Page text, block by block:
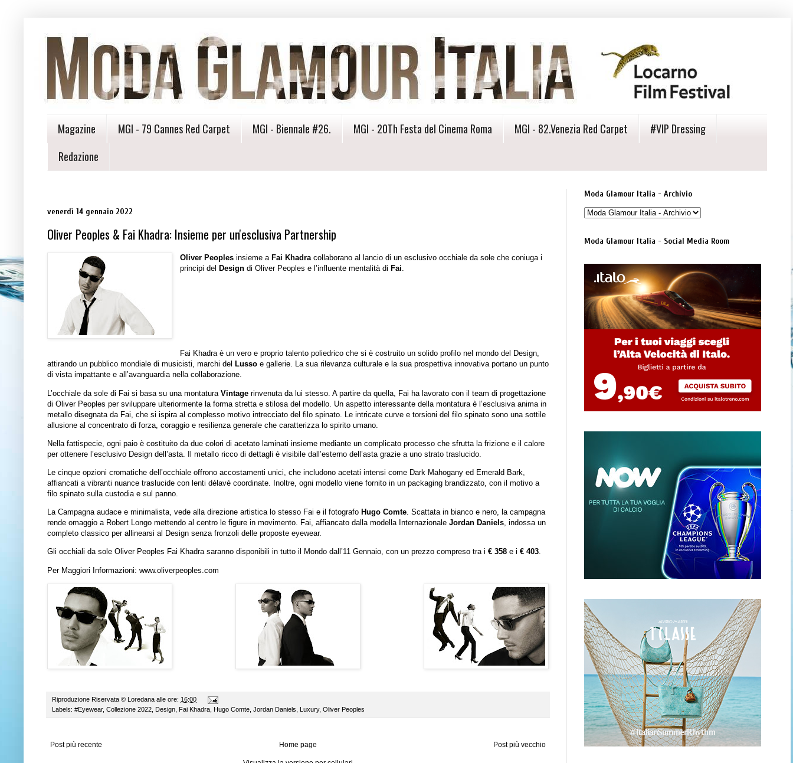
Magazine MGI - 79 Cannes Red Carpet MGI - Biennale #26. MGI - 20Th Festa del Cinema Roma MGI - 82.Venezia Red Carpet
#VIP Dressing
Redazione
venerdì 14 gennaio 2022
Oliver Peoples & Fai Khadra: Insieme per un'esclusiva Partnership
Oliver Peoples insieme a Fai Khadracollaborano al lancio di un esclusivo occhiale da sole che coniuga i
principi del Design di Oliver Peoples e l’influente mentalità di Fai.
Fai Khadra è un vero e proprio talento poliedrico che si è costruito un solido profilo nel mondo del Design,
attirando un pubblico mondiale di musicisti, marchi del Lusso e gallerie. La sua rilevanza culturale e la sua prospettiva innovativa portano un punto
di vista impattante e all’avanguardia nella collaborazione.
L’occhiale da sole di Fai si basa su una montatura Vintage rinvenuta da lui stesso. A partire da quella, Fai ha lavorato con il team di progettazione
di Oliver Peoples per sviluppare ulteriormente la forma stretta e stilosa del modello. Un aspetto interessante della montatura è l’esclusiva anima in
metallo disegnata da Fai, che si ispira al complesso motivo intrecciato del filo spinato. Le intricate curve e torsioni del filo spinato sono una sottile
allusione al concentrato di forza, coraggio e resilienza generale che caratterizza lo spirito umano.
Nella fattispecie, ogni paio è costituito da due colori di acetato laminati insieme mediante un complicato processo che sfrutta la frizione e il calore
per ottenere l’esclusivo Design dell’asta. Il metallo ricco di dettagli è visibile dall’esterno dell’asta grazie a uno strato traslucido.
Le cinque opzioni cromatiche dell’occhiale offrono accostamenti unici, che includono acetati intensi come Dark Mahogany ed Emerald Bark,
affiancati a vibranti nuance traslucide con lenti délavé coordinate. Inoltre, ogni modello viene fornito in un packaging brandizzato, con il motivo a
filo spinato sulla custodia e sul panno.
La Campagna audace e minimalista, vede alla direzione artistica lo stesso Fai e il fotografo Hugo Comte. Scattata in bianco e nero, la campagna
rende omaggio a Robert Longo mettendo al centro le figure in movimento. Fai, affiancato dalla modella Internazionale Jordan Daniels, indossa un
completo classico per allinearsi al Design senza fronzoli delle proposte eyewear.
Gli occhiali da sole Oliver Peoples Fai Khadra saranno disponibili in tutto il Mondo dall’11 Gennaio, con un prezzo compreso tra i € 358 e i € 403.
Per Maggiori Informazioni: www.oliverpeoples.com
Riproduzione Riservata © Loredana alle ore: 16:00
Labels: #Eyewear, Collezione 2022 Design Fai Khadra Hugo Comte Jordan Daniels Luxury, Oliver Peoples
Post più recente Post più vecchio
Home page
Moda Glamour Italia - Archivio
Moda Glamour Italia - Social Media Room